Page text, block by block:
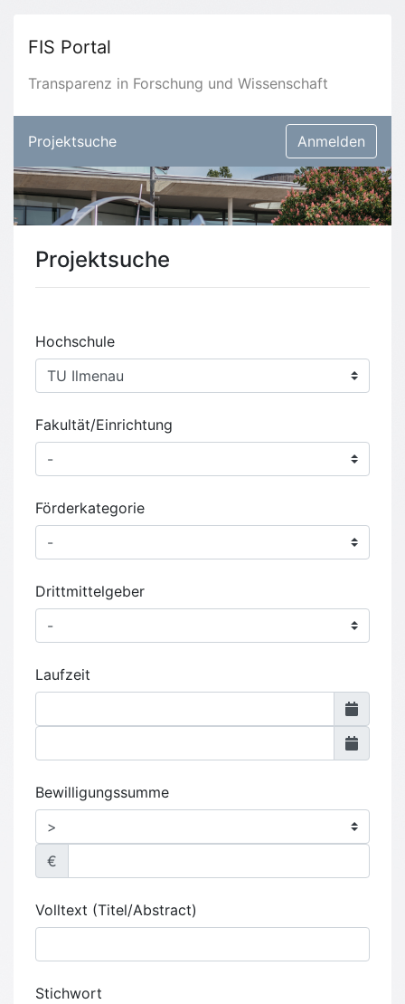
FIS Portal
Transparenz in Forschung und Wissenschaft
Projektsuche Anmelden
Projektsuche
Hochschule
Fakultät/Einrichtung
Förderkategorie
Drittmittelgeber
Laufzeit
Bewilligungssumme
€
Volltext (Titel/Abstract)
Stichwort